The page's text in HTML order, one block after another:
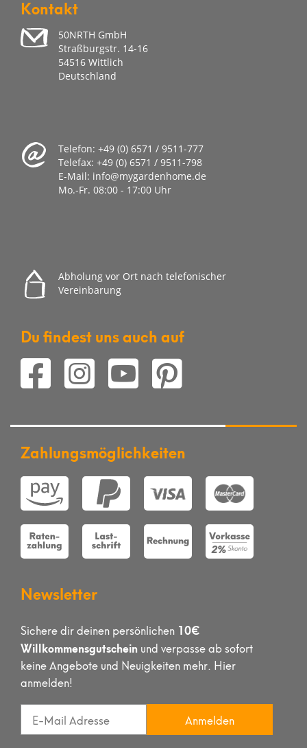
Kontakt
50NRTH GmbH
Straßburgstr. 14-16
54516 Wittlich
Deutschland
Telefon: +49 (0) 6571 / 9511-777
Telefax: +49 (0) 6571 / 9511-798
E-Mail: info@mygardenhome.de
Mo.-Fr. 08:00 - 17:00 Uhr
Abholung vor Ort nach telefonischer
Vereinbarung
Du findest uns auch auf
Zahlungsmöglichkeiten
Newsletter
Sichere dir deinen persönlichen 10€
Willkommensgutschein und verpasse ab sofort
keine Angebote und Neuigkeiten mehr. Hier
anmelden!
Anmelden